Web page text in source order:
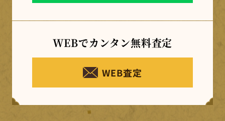
WEBでカンタン無料査定
WEB査定